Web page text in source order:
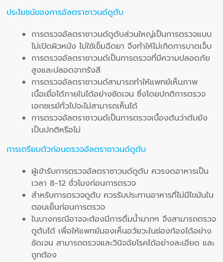
ประโยชน์ของการอัลตราซาวนด์ดูตับ
การตรวจอัลตราซาวนด์ดูตับส่วนใหญ่เป็นการตรวจแบบ
ไม่เปิดผิวหนัง ไม่ใช้เข็มฉีดยา จึงทำให้ไม่เกิดการบาดเจ็บ
การตรวจอัลตราซาวนด์เป็นการตรวจที่มีความปลอดภัย
สูงและปลอดจากรังสี
การตรวจอัลตราซาวนด์สามารถทำให้แพทย์เห็นภาพ
เนื้อเยื่อได้ภายในได้อย่างชัดเจน ซึ่งโดยปกติการตรวจ
เอกซเรย์ทั่วไปจะไม่สามารถเห็นได้
การตรวจอัลตราซาวนด์เป็นการตรวจเบื้องต้นว่าตับยัง
เป็นปกติหรือไม่
การเตรียมตัวก่อนตรวจอัลตราซาวนด์ดูตับ
ผู้เข้ารับการตรวจอัลตราซาวนด์ดูตับ ควรงดอาหารเป็น
เวลา 8-12 ชั่วโมงก่อนการตรวจ
สำหรับการตรวจดูตับ ควรรับประทานอาหารที่ไม่มีไขมันใน
ตอนเย็นก่อนการตรวจ
ในบางกรณีอาจจะต้องมีการดื่มน้ำมากๆ จึงสามารถตรวจ
ดูตับได้ เพื่อให้แพทย์มองเห็นอวัยวะในช่องท้องได้อย่าง
ชัดเจน สามารถตรวจและวินิจฉัยโรคได้อย่างละเอียด และ
ถูกต้อง